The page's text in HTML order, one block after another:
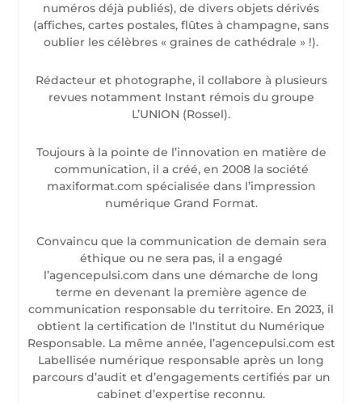
numéros déjà publiés), de divers objets dérivés
(affiches, cartes postales, flûtes à champagne, sans
oublier les célèbres « graines de cathédrale » !).
Rédacteur et photographe, il collabore à plusieurs
revues notamment Instant rémois du groupe
L’UNION (Rossel).
Toujours à la pointe de l’innovation en matière de
communication, il a créé, en 2008 la société
maxiformat.com spécialisée dans l’impression
numérique Grand Format.
Convaincu que la communication de demain sera
éthique ou ne sera pas, il a engagé
l’agencepulsi.com dans une démarche de long
terme en devenant la première agence de
communication responsable du territoire. En 2023, il
obtient la certification de l’Institut du Numérique
Responsable. La même année, l’agencepulsi.com est
Labellisée numérique responsable après un long
parcours d’audit et d’engagements certifiés par un
cabinet d’expertise reconnu.